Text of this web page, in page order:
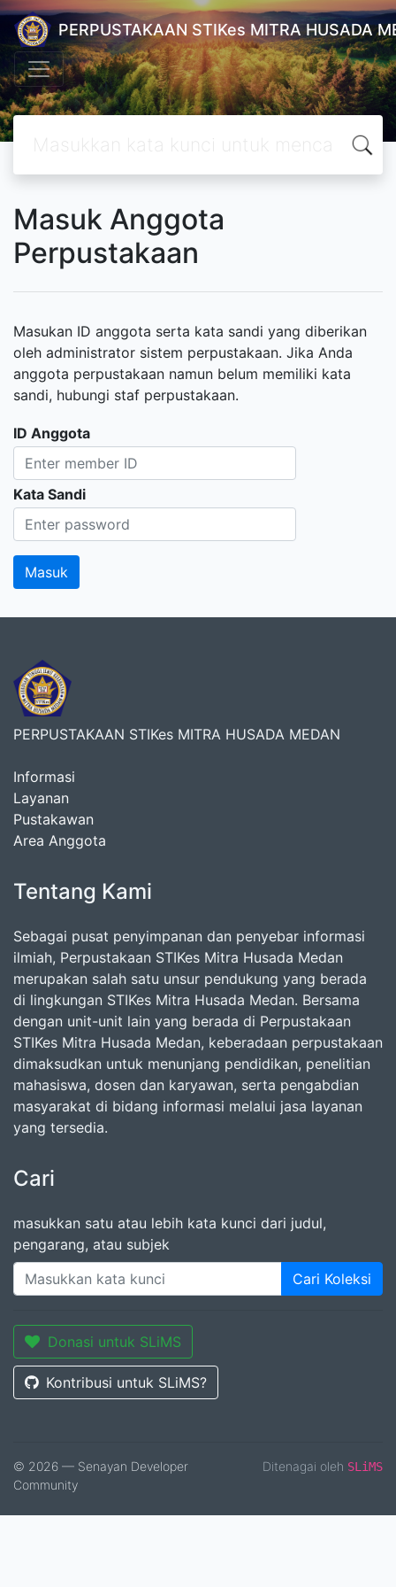
PERPUSTAKAAN STIKes MITRA HUSADA
Masuk Anggota
Perpustakaan
Masukan ID anggota serta kata sandi yang diberikan
oleh administrator sistem perpustakaan. Jika Anda
anggota perpustakaan namun belum memiliki kata
sandi, hubungi staf perpustakaan.
ID Anggota
Kata Sandi
PERPUSTAKAAN STIKes MITRA HUSADA MEDAN
Informasi
Layanan
Pustakawan
Area Anggota
Tentang Kami
Sebagai pusat penyimpanan dan penyebar informasi
ilmiah, Perpustakaan STIKes Mitra Husada Medan
merupakan salah satu unsur pendukung yang berada
di lingkungan STIKes Mitra Husada Medan. Bersama
dengan unit-unit lain yang berada di Perpustakaan
STIKes Mitra Husada Medan, keberadaan perpustakaan
dimaksudkan untuk menunjang pendidikan, penelitian
mahasiswa, dosen dan karyawan, serta pengabdian
masyarakat di bidang informasi melalui jasa layanan
yang tersedia.
Cari
masukkan satu atau lebih kata kunci dari judul,
pengarang, atau subjek
Cari Koleksi
Donasi untuk SLiMS
Kontribusi untuk SLiMS?
© 2026 — Senayan Developer
Community
Ditenagai oleh SLiMS